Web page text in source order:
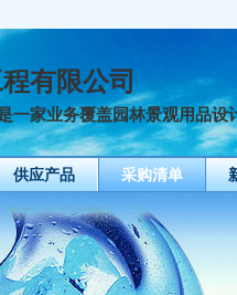
有限公司
一家业务覆盖园林景观用品设
供应产品 采购清单